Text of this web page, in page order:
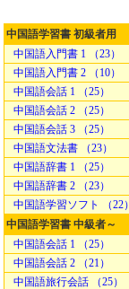
中国語学習書 初級者用
中国語入門書 1 （23）
中国語入門書 2 （10）
中国語会話 1 （25）
中国語会話 2 （25）
中国語会話 3 （25）
中国語文法書 （23）
中国語辞書 1 （25）
中国語辞書 2 （23）
中国語学習ソフト （22）
中国語学習書 中級者～
中国語会話 1 （25）
中国語会話 2 （21）
中国語旅行会話 （25）